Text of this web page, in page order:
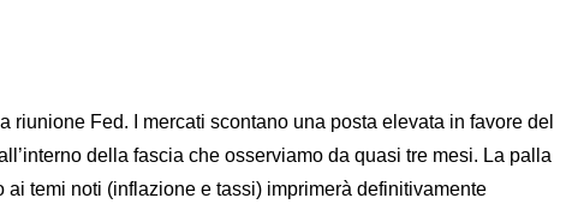
riunione Fed. I mercati scontano una posta elevata in favore del
della fascia che osserviamo da quasi tre mesi. La palla
temi noti (inflazione e tassi) imprimerà definitivamente